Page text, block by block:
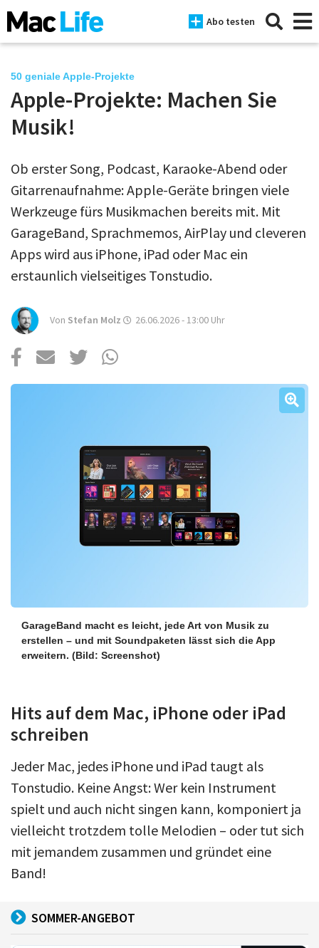
Abo testen
News
Mac
iPad
Tests
Tipps
Über uns
Podcast
Mac Life+
Anmelden
50 geniale Apple-Projekte
Apple-Projekte: Machen Sie
Musik!
Ob erster Song, Podcast, Karaoke-Abend oder
Gitarrenaufnahme: Apple-Geräte bringen viele
Werkzeuge fürs Musikmachen bereits mit. Mit
GarageBand, Sprachmemos, AirPlay und cleveren
Apps wird aus iPhone, iPad oder Mac ein
erstaunlich vielseitiges Tonstudio.
Von Stefan Molz 26.06.2026 - 13:00 Uhr
GarageBand macht es leicht, jede Art von Musik zu
erstellen – und mit Soundpaketen lässt sich die App
erweitern. (Bild: Screenshot)
Hits auf dem Mac, iPhone oder iPad
schreiben
Jeder Mac, jedes iPhone und iPad taugt als
Tonstudio. Keine Angst: Wer kein Instrument
spielt und auch nicht singen kann, komponiert ja
vielleicht trotzdem tolle Melodien – oder tut sich
mit jemandem zusammen und gründet eine
Band!
SOMMER-ANGEBOT